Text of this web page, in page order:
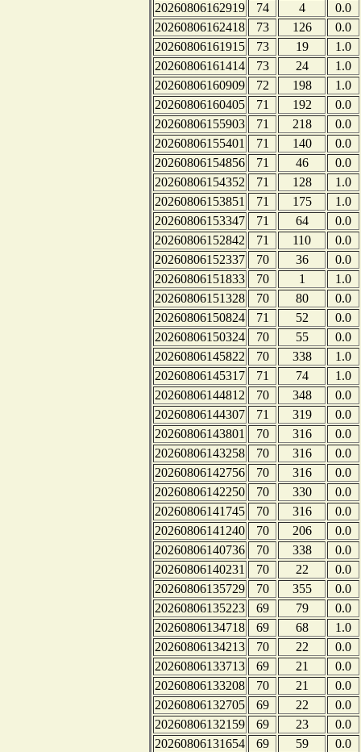
20260806162919
74 4
0.0
20260806162418
73 126
0.0
20260806161915
73 19
1.0
20260806161414
73 24
1.0
20260806160909
72 198
1.0
20260806160405
71 192
0.0
20260806155903
71 218
0.0
20260806155401
71 140
0.0
20260806154856
71 46
0.0
20260806154352
71 128
1.0
20260806153851
71 175
1.0
20260806153347
71 64
0.0
20260806152842
71 110
0.0
20260806152337
70 36
0.0
20260806151833
70 1
1.0
20260806151328
70 80
0.0
20260806150824
71 52
0.0
20260806150324
70 55
0.0
20260806145822
70 338
1.0
20260806145317
71 74
1.0
20260806144812
70 348
0.0
20260806144307
71 319
0.0
20260806143801
70 316
0.0
20260806143258
70 316
0.0
20260806142756
70 316
0.0
20260806142250
70 330
0.0
20260806141745
70 316
0.0
20260806141240
70 206
0.0
20260806140736
70 338
0.0
20260806140231
70 22
0.0
20260806135729
70 355
0.0
20260806135223
69 79
0.0
20260806134718
69 68
1.0
20260806134213
70 22
0.0
20260806133713
69 21
0.0
20260806133208
70 21
0.0
20260806132705
69 22
0.0
20260806132159
69 23
0.0
20260806131654
69 59
0.0